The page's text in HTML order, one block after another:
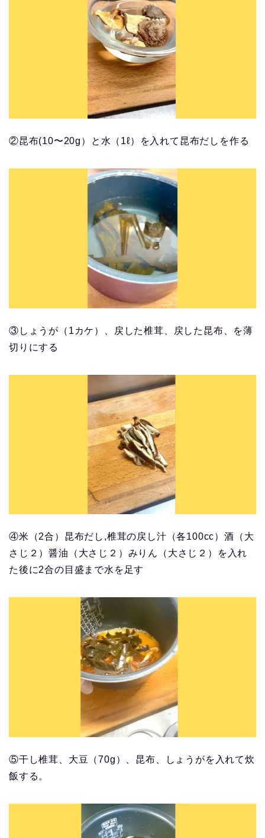
②昆布(10〜20g）と水（1ℓ）を入れて昆布だしを作る
③しょうが（1カケ）、戻した椎茸、戻した昆布、を薄
切りにする
④米（2合）昆布だし,椎茸の戻し汁（各100cc）酒（大
さじ２）醤油（大さじ２）みりん（大さじ２）を入れ
た後に2合の目盛まで水を足す
⑤干し椎茸、大豆（70g）、昆布、しょうがを入れて炊
飯する。